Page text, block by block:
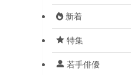
新着
特集
若手俳優